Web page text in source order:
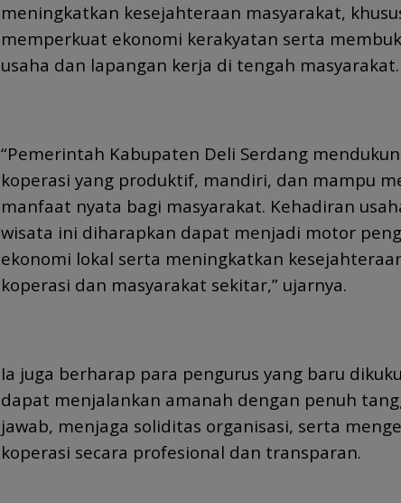
meningkatkan kesejahteraan masyarakat,
memperkuat ekonomi kerakyatan serta
usaha dan lapangan kerja di tengah masyarakat.
“Pemerintah Kabupaten Deli Serdang
koperasi yang produktif, mandiri, dan mampu
manfaat nyata bagi masyarakat. Kehadiran
wisata ini diharapkan dapat menjadi motor
ekonomi lokal serta meningkatkan
koperasi dan masyarakat sekitar,” ujarnya.
Ia juga berharap para pengurus yang baru
dapat menjalankan amanah dengan penuh
jawab, menjaga soliditas organisasi, serta
koperasi secara profesional dan transparan.